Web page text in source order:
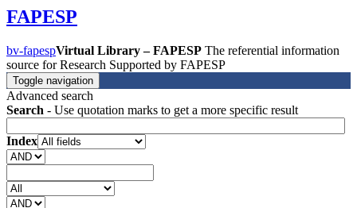
FAPESP
bv-fapespVirtual Library – FAPESP The referential information
source for Research Supported by FAPESP
Toggle navigation
Advanced search
Search - Use quotation marks to get a more specific result
Index